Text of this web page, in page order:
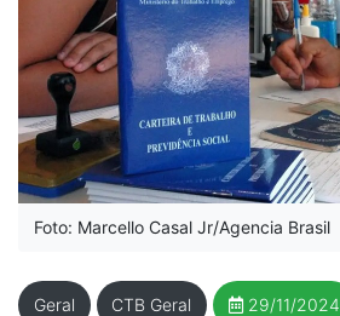
Foto: Marcello Casal Jr/Agencia Brasil
Geral CTB Geral 29/11/2024